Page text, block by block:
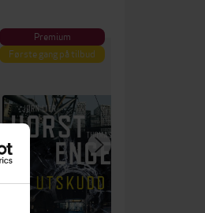
Premium
Første gang på tilbud